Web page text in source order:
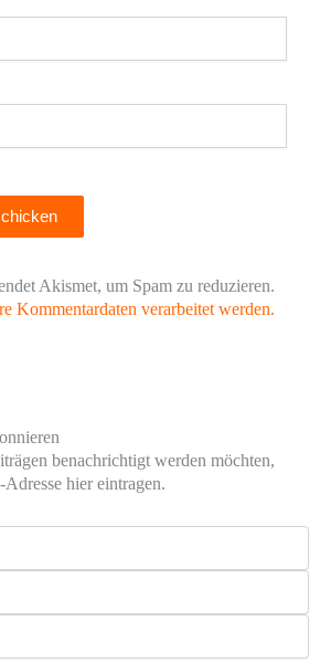
Akismet, um Spam zu reduzieren.
Kommentardaten verarbeitet werden.
benachrichtigt werden möchten,
hier eintragen.